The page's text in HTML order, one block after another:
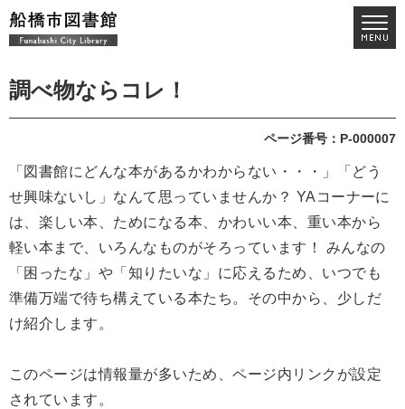
調べ物ならコレ！
ページ番号：P-000007
「図書館にどんな本があるかわからない・・・」「どう
せ興味ないし」なんて思っていませんか？ YAコーナーに
は、楽しい本、ためになる本、かわいい本、重い本から
軽い本まで、いろんなものがそろっています！ みんなの
「困ったな」や「知りたいな」に応えるため、いつでも
準備万端で待ち構えている本たち。その中から、少しだ
け紹介します。
このページは情報量が多いため、ページ内リンクが設定
されています。